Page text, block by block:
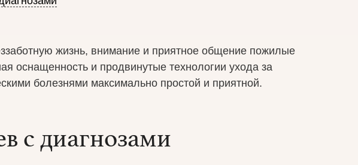
жизнь, внимание и приятное общение пожилые
оснащенность и продвинутые технологии ухода за
болезнями максимально простой и приятной.
с диагнозами